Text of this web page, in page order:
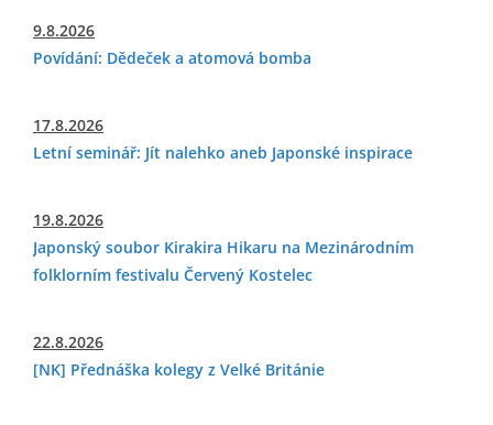
9.8.2026
Povídání: Dědeček a atomová bomba
17.8.2026
Letní seminář: Jít nalehko aneb Japonské inspirace
19.8.2026
Japonský soubor Kirakira Hikaru na Mezinárodním
folklorním festivalu Červený Kostelec
22.8.2026
[NK] Přednáška kolegy z Velké Británie